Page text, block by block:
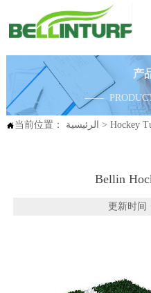
产
——
当前位置： الرئيسية > Hockey
Bellin
更新时间